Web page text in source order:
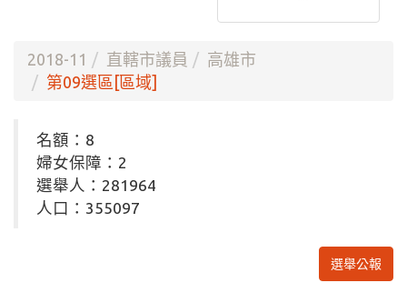
2018-11 直轄市議員
高雄市
第09選區[區域]
名額：8
婦女保障：2
選舉人：281964
人口：355097
選舉公報